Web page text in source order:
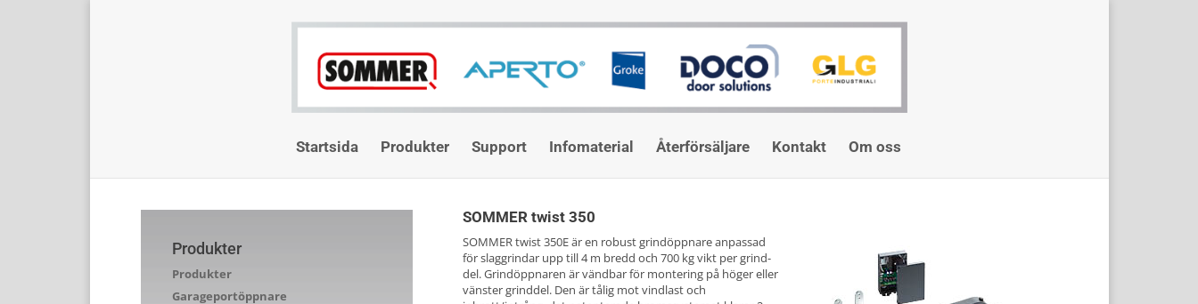
Startsida Produkter Support Infomaterial Återförsäljare Kontakt Om oss
Produkter
Produkter
Garageportöppnare
SOMMER twist 350
SOMMER twist 350E är en ro­bust grind­öppnare an­passad
för slag­grindar upp till 4 m bredd och 700 kg vikt per grind­
del. Grind­öppnaren är vänd­bar för mon­tering på höger eller
vän­ster grind­del. Den är tålig mot vindlast och